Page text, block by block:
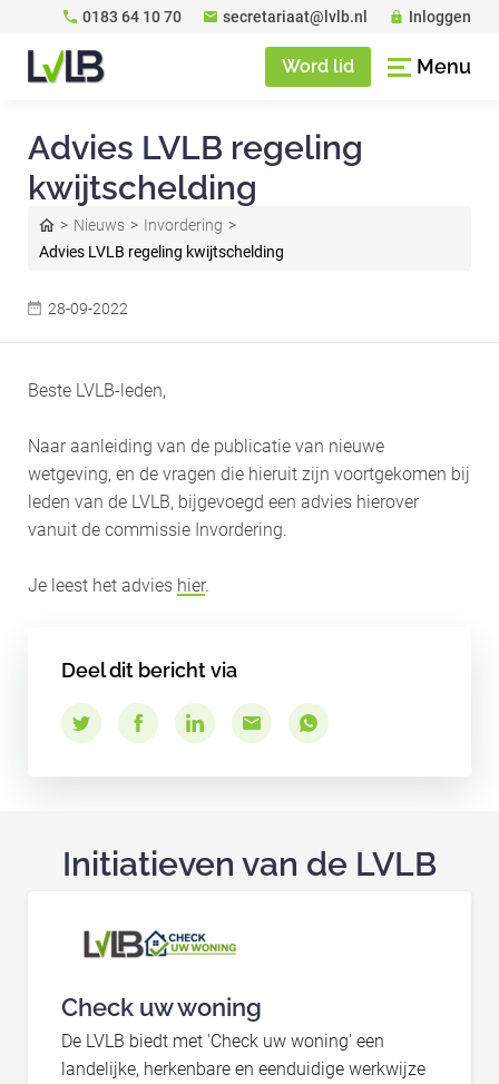
0183 64 10 70 secretariaat@lvlb.nl Inloggen
Word lid Menu
Advies LVLB regeling
kwijtschelding
Nieuws
Invordering
Advies LVLB regeling kwijtschelding
28-09-2022
Beste LVLB-leden,
Naar aanleiding van de publicatie van nieuwe
wetgeving, en de vragen die hieruit zijn voortgekomen bij
leden van de LVLB, bijgevoegd een advies hierover
vanuit de commissie Invordering.
Je leest het advies hier.
Deel dit bericht via
Initiatieven van de LVLB
Check uw woning
De LVLB biedt met 'Check uw woning' een
landelijke, herkenbare en eenduidige werkwijze